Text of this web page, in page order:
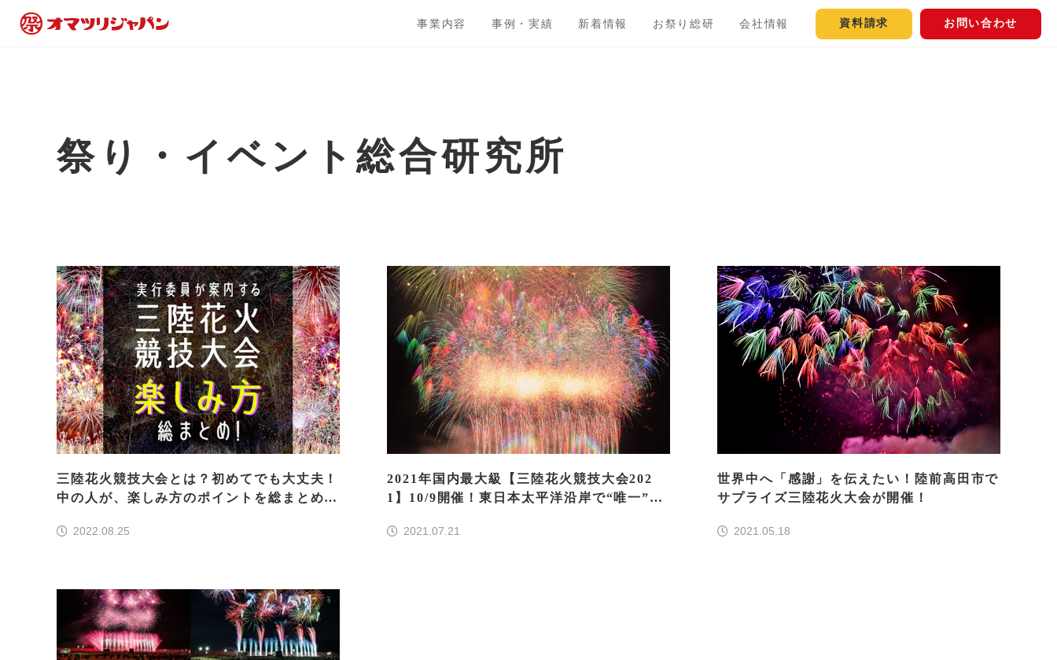
事業内容 事例・実績 新着情報 お祭り総研 会社情報 資料請求 お問い合わせ
祭り・イベント総合研究所
三陸花火競技大会とは？初めてでも大丈夫！
中の人が、楽しみ方のポイントを総まとめ！
2022.08.25
2021年国内最大級【三陸花火競技大会202
1】10/9開催！東日本太平洋沿岸で“唯一”の
2021.07.21
世界中へ「感謝」を伝えたい！陸前高田市で
サプライズ三陸花火大会が開催！
2021.05.18